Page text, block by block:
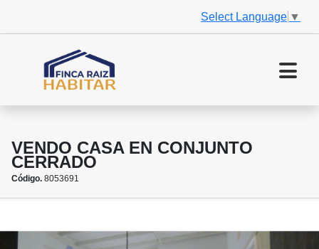
Select Language ▼
VENDO CASA EN CONJUNTO
CERRADO
Código. 8053691